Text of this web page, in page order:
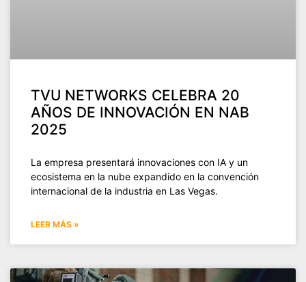
TVU NETWORKS CELEBRA 20
AÑOS DE INNOVACIÓN EN NAB
2025
La empresa presentará innovaciones con IA y un
ecosistema en la nube expandido en la convención
internacional de la industria en Las Vegas.
LEER MÁS »